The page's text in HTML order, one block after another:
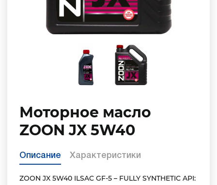
Моторное масло
ZOON JX 5W40
Описание Характеристики
ZOON JX 5W40 ILSAC GF-5 – FULLY SYNTHETIC API: